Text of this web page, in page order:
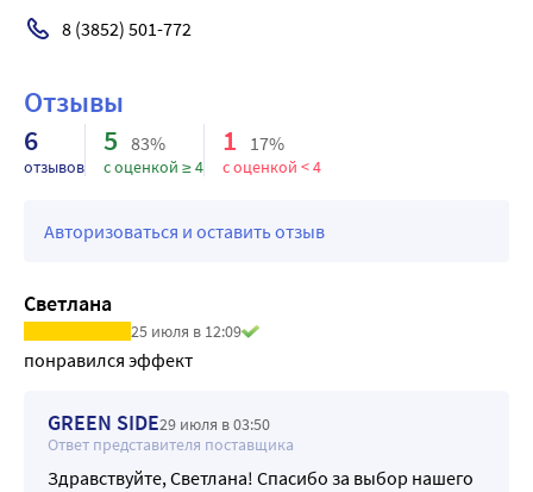
8 (3852) 501-772
Отзывы
6
отзывов
5 83%
с оценкой ≥ 4
1 17%
с оценкой < 4
Авторизоваться и оставить отзыв
Светлана
25 июля в 12:09
понравился эффект
GREEN SIDE29 июля в 03:50
Ответ представителя поставщика
Здравствуйте, Светлана! Спасибо за выбор нашего